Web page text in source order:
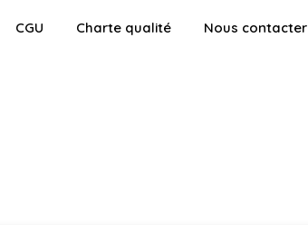
CGU Charte qualité Nous contacter